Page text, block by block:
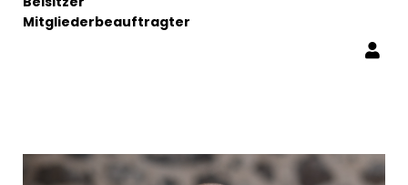
Mitgliederbeauftragter